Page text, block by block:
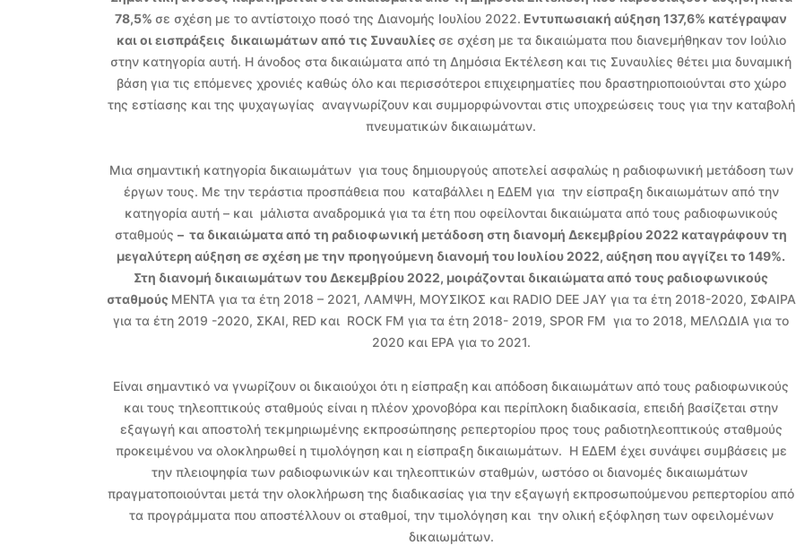
78,5% σε σχέση με το αντίστοιχο ποσό της Διανομής Ιουλίου 2022. Εντυπωσιακή αύξηση 137,6% κατέγραψαν
και οι εισπράξεις δικαιωμάτων από τις Συναυλίες σε σχέση με τα δικαιώματα που διανεμήθηκαν τον Ιούλιο
στην κατηγορία αυτή. Η άνοδος στα δικαιώματα από τη Δημόσια Εκτέλεση και τις Συναυλίες θέτει μια δυναμική
βάση για τις επόμενες χρονιές καθώς όλο και περισσότεροι επιχειρηματίες που δραστηριοποιούνται στο χώρο
της εστίασης και της ψυχαγωγίας αναγνωρίζουν και συμμορφώνονται στις υποχρεώσεις τους για την καταβολή
πνευματικών δικαιωμάτων.
Μια σημαντική κατηγορία δικαιωμάτων για τους δημιουργούς αποτελεί ασφαλώς η ραδιοφωνική μετάδοση των
έργων τους. Με την τεράστια προσπάθεια που καταβάλλει η ΕΔΕΜ για την είσπραξη δικαιωμάτων από την
κατηγορία αυτή – και μάλιστα αναδρομικά για τα έτη που οφείλονται δικαιώματα από τους ραδιοφωνικούς
σταθμούς – τα δικαιώματα από τη ραδιοφωνική μετάδοση στη διανομή Δεκεμβρίου 2022 καταγράφουν τη
μεγαλύτερη αύξηση σε σχέση με την προηγούμενη διανομή του Ιουλίου 2022, αύξηση που αγγίζει το 149%.
Στη διανομή δικαιωμάτων του Δεκεμβρίου 2022, μοιράζονται δικαιώματα από τους ραδιοφωνικούς
σταθμούς ΜΕΝΤΑ για τα έτη 2018 – 2021, ΛΑΜΨΗ, ΜΟΥΣΙΚΟΣ και RADIO DEE JAY για τα έτη 2018-2020, ΣΦΑΙΡΑ
για τα έτη 2019 -2020, ΣΚΑΙ, RED και ROCK FM για τα έτη 2018- 2019, SPOR FM για το 2018, ΜΕΛΩΔΙΑ για το
2020 και ΕΡΑ για το 2021.
Είναι σημαντικό να γνωρίζουν οι δικαιούχοι ότι η είσπραξη και απόδοση δικαιωμάτων από τους ραδιοφωνικούς
και τους τηλεοπτικούς σταθμούς είναι η πλέον χρονοβόρα και περίπλοκη διαδικασία, επειδή βασίζεται στην
εξαγωγή και αποστολή τεκμηριωμένης εκπροσώπησης ρεπερτορίου προς τους ραδιοτηλεοπτικούς σταθμούς
προκειμένου να ολοκληρωθεί η τιμολόγηση και η είσπραξη δικαιωμάτων. Η ΕΔΕΜ έχει συνάψει συμβάσεις με
την πλειοψηφία των ραδιοφωνικών και τηλεοπτικών σταθμών, ωστόσο οι διανομές δικαιωμάτων
πραγματοποιούνται μετά την ολοκλήρωση της διαδικασίας για την εξαγωγή εκπροσωπούμενου ρεπερτορίου από
τα προγράμματα που αποστέλλουν οι σταθμοί, την τιμολόγηση και την ολική εξόφληση των οφειλομένων
δικαιωμάτων.